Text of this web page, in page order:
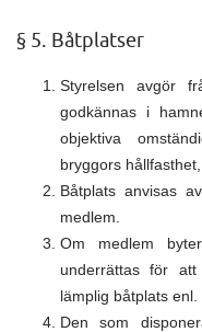
§ 5. Båtplatser
Styrelsen avgör
godkännas i
objektiva
bryggors
Båtplats anvisas
medlem.
Om medlem
underrättas för
lämplig båtplats enl.
Den som